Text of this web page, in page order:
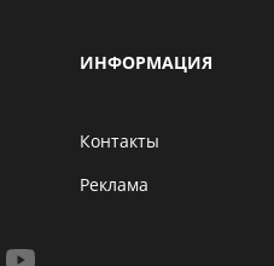
ИНФОРМАЦИЯ
Контакты
Реклама